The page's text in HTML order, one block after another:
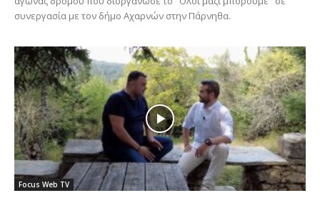
συνεργασία με τον δήμο Αχαρνών στην Πάρνηθα.
Focus Web TV